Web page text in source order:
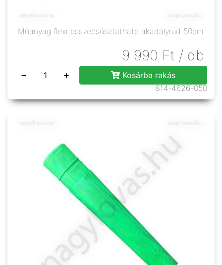
Műanyag flexi összecsúsztatható akadályrúd 50cm
9 990 Ft / db
− +
Kosárba rakás
814-4626-050